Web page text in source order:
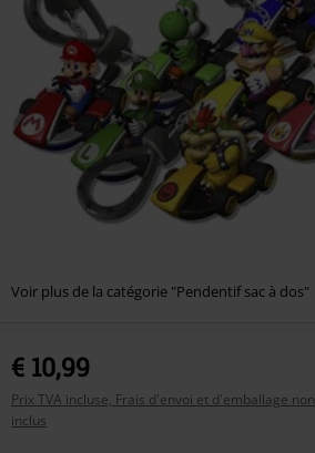
Voir plus de la catégorie "Pendentif sac à dos"
€ 10,99
Prix TVA incluse, Frais d'envoi et d'emballage non
inclus